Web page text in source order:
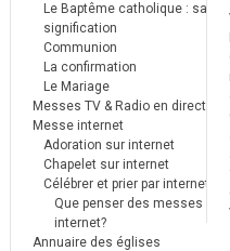
Le Baptême catholique : sa
signification
Communion
La confirmation
Le Mariage
Messes TV & Radio en direct
Messe internet
Adoration sur internet
Chapelet sur internet
Célébrer et prier par internet
Que penser des messes
internet?
Annuaire des églises